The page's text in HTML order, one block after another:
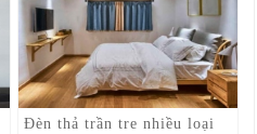
Đèn thả trần tre nhiều loại